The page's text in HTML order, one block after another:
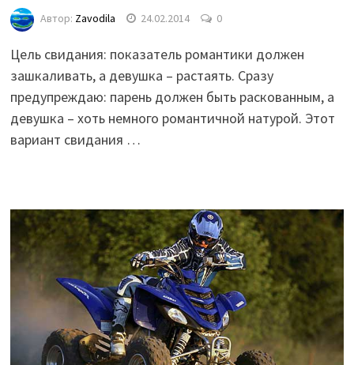
Автор: Zavodila 24.02.2014 0
Цель свидания: показатель романтики должен
зашкаливать, а девушка – растаять. Сразу
предупреждаю: парень должен быть раскованным, а
девушка – хоть немного романтичной натурой. Этот
вариант свидания …